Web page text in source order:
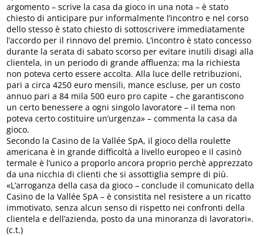
argomento – scrive la casa da gioco in una nota – è stato
chiesto di anticipare pur informalmente l’incontro e nel corso
dello stesso è stato chiesto di sottoscrivere immediatamente
l’accordo per il rinnovo del premio. L’incontro è stato concesso
durante la serata di sabato scorso per evitare inutili disagi alla
clientela, in un periodo di grande affluenza; ma la richiesta
non poteva certo essere accolta. Alla luce delle retribuzioni,
pari a circa 4250 euro mensili, mance escluse, per un costo
annuo pari a 84 mila 500 euro pro capite – che garantiscono
un certo benessere a ogni singolo lavoratore – il tema non
poteva certo costituire un’urgenza» – commenta la casa da
gioco.
Secondo la Casino de la Vallée SpA, il gioco della roulette
americana è in grande difficoltà a livello europeo e il casinò
termale è l’unico a proporlo ancora proprio perchè apprezzato
da una nicchia di clienti che si assottiglia sempre di più.
«L’arroganza della casa da gioco – conclude il comunicato della
Casino de la Vallée SpA – è consistita nel resistere a un ricatto
immotivato, senza alcun senso di rispetto nei confronti della
clientela e dell’azienda, posto da una minoranza di lavoratori».
(c.t.)